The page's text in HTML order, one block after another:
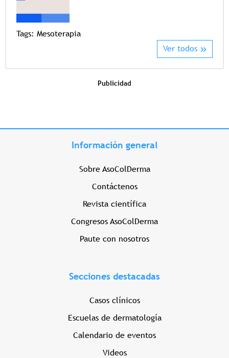
Tags: Mesoterapia
Ver todos
Publicidad
Información general
Sobre AsoColDerma
Contáctenos
Revista científica
Congresos AsoColDerma
Paute con nosotros
Secciones destacadas
Casos clínicos
Escuelas de dermatología
Calendario de eventos
Videos